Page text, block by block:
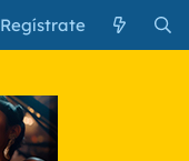
Regístrate